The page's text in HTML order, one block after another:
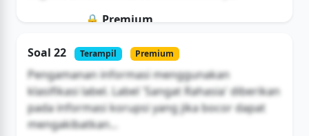
🔒 Premium
Buka Akses
Soal 22 Terampil Premium
Pengamanan informasi menggunakan
klasifikasi label. Label 'Sangat Rahasia' diberikan
pada informasi korupsi yang jika bocor dapat
mengakibatkan...